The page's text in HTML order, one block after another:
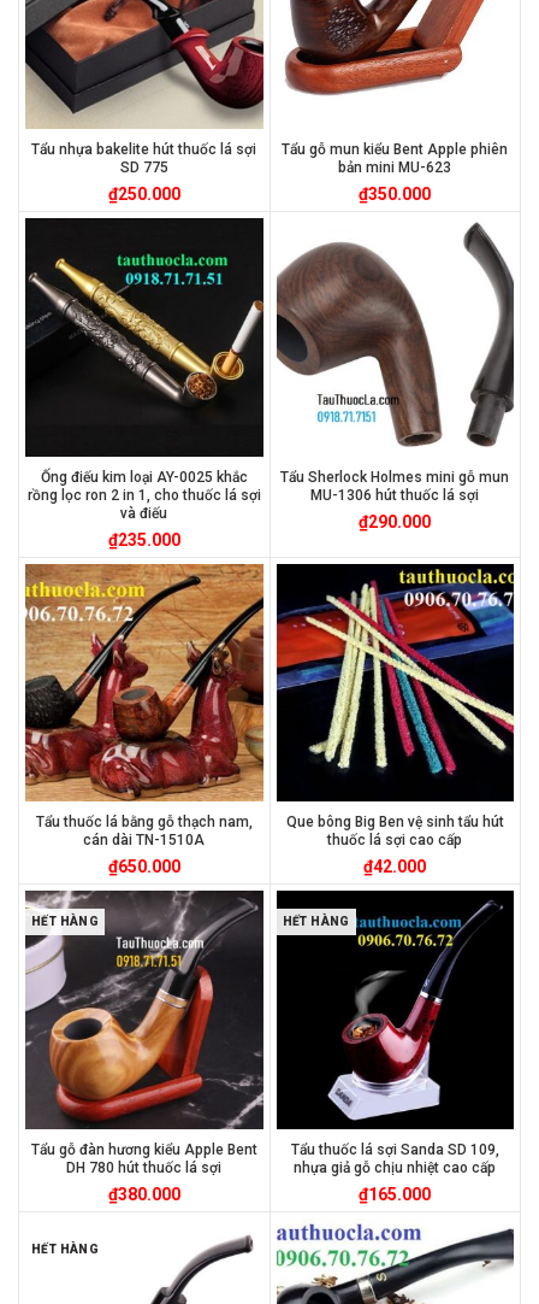
Tẩu nhựa bakelite hút thuốc lá sợi
SD 775
₫250.000
Tẩu gỗ mun kiểu Bent Apple phiên
bản mini MU-623
₫350.000
Ống điếu kim loại AY-0025 khắc
rồng lọc ron 2 in 1, cho thuốc lá sợi
và điếu
₫235.000
Tẩu Sherlock Holmes mini gỗ mun
MU-1306 hút thuốc lá sợi
₫290.000
Tẩu thuốc lá bằng gỗ thạch nam,
cán dài TN-1510A
₫650.000
Que bông Big Ben vệ sinh tẩu hút
thuốc lá sợi cao cấp
₫42.000
HẾT HÀNG
Tẩu gỗ đàn hương kiểu Apple Bent
DH 780 hút thuốc lá sợi
₫380.000
HẾT HÀNG
Tẩu thuốc lá sợi Sanda SD 109,
nhựa giả gỗ chịu nhiệt cao cấp
₫165.000
HẾT HÀNG